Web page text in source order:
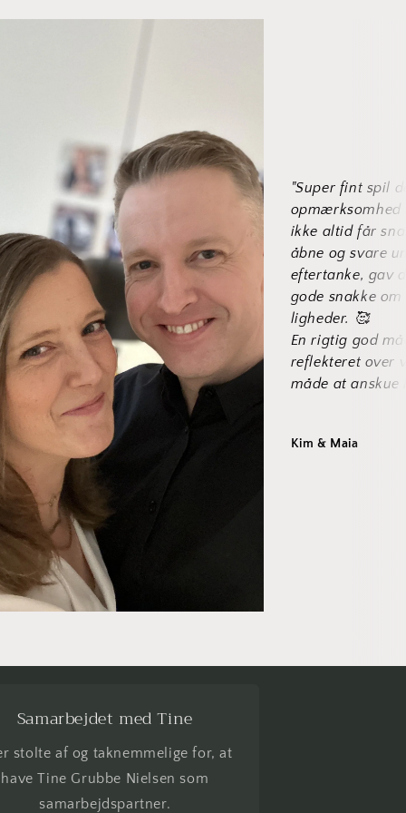
"Super fint spil
ikke altid får
åbne og svare
eftertanke, gav
gode snakke
ligheder. 🥰
En rigtig god
reflekteret over
måde at anskue
Kim & Maia
Samarbejdet med Tine
stolte af og taknemmelige for, at
have Tine Grubbe Nielsen som
samarbejdspartner.